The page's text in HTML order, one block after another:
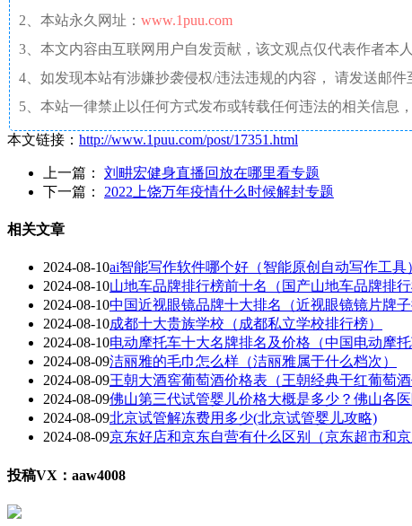
2、本站永久网址： www.1puu.com
3、本文内容由互联网用户自发贡献，该文观点仅代表作者本
4、如发现本站有涉嫌抄袭侵权/违法违规的内容， 请发送邮件
5、本站一律禁止以任何方式发布或转载任何违法的相关信息
本文链接： http://www.1puu.com/post/17351.html
上一篇： 刘畊宏健身直播回放在哪里看专题
下一篇： 2022上饶万年疫情什么时候解封专题
相关文章
2024-08-10ai智能写作软件哪个好（智能原创自动写作工具
2024-08-10山地车品牌排行榜前十名（国产山地车品牌排行
2024-08-10中国近视眼镜品牌十大排名（近视眼镜镜片牌子
2024-08-10成都十大贵族学校（成都私立学校排行榜）
2024-08-10电动摩托车十大名牌排名及价格（中国电动摩
2024-08-09洁丽雅的毛巾怎么样（洁丽雅属于什么档次）
2024-08-09王朝大酒窖葡萄酒价格表（王朝经典干红葡萄酒
2024-08-09佛山第三代试管婴儿价格大概是多少？佛山各
2024-08-09北京试管解冻费用多少(北京试管婴儿攻略)
2024-08-09京东好店和京东自营有什么区别（京东超市和京
投稿VX：aaw4008